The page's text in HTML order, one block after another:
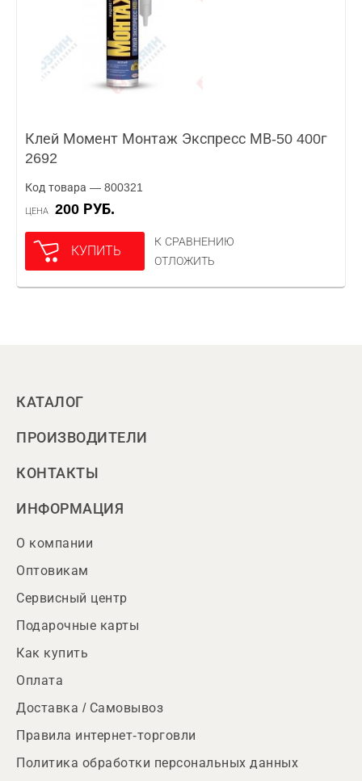
Клей Момент Монтаж Экспресс МВ-50 400г
2692
Код товара — 800321
ЦЕНА 200 РУБ.
КУПИТЬ
К СРАВНЕНИЮ
ОТЛОЖИТЬ
КАТАЛОГ
ПРОИЗВОДИТЕЛИ
КОНТАКТЫ
ИНФОРМАЦИЯ
О компании
Оптовикам
Сервисный центр
Подарочные карты
Как купить
Оплата
Доставка / Самовывоз
Правила интернет-торговли
Политика обработки персональных данных